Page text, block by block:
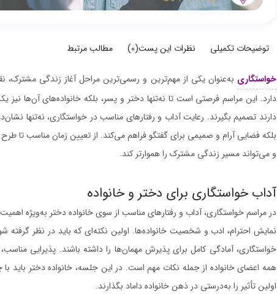
توضیحات تکمیلی نظرات این پست(0
) مطالب مرتبط
خواستگاری به‌عنوان یکی از مهم‌ترین و رسمی‌ترین مراحل آغاز زندگی
دارد. این مراسم فرصتی است تا نه‌تنها دختر و پسر، بلکه خانواده‌های آن‌ها نیز
دارند تصمیم بگیرند. رعایت آداب و رفتارهای مناسب در خواستگاری، نه‌تنها
بلکه فضایی آرام و صمیمی برای گفتگو فراهم می‌کند. از تعیین زمان مناسب تا
و می‌تواند مسیر زندگی مشترک را هموارتر کند.
آداب خواستگاری برای دختر و خانواده
در مراسم خواستگاری، آداب و رفتارهای مناسب از سوی خانواده دختر به‌ویژه
نمایش احترام، ادب و شخصیت خانواده‌ها. اولین نکته‌ای که باید در نظر گرفته
خواستگاری، آمادگی کامل برای پذیرش مهمان‌ها را داشته باشند. پذیرایی
همه اعضای خانواده از جمله نکات مهم است. در این جلسه، خانواده دختر باید با
اولین تأثیر را به‌درستی در ذهن خانواده داماد بگذارند.